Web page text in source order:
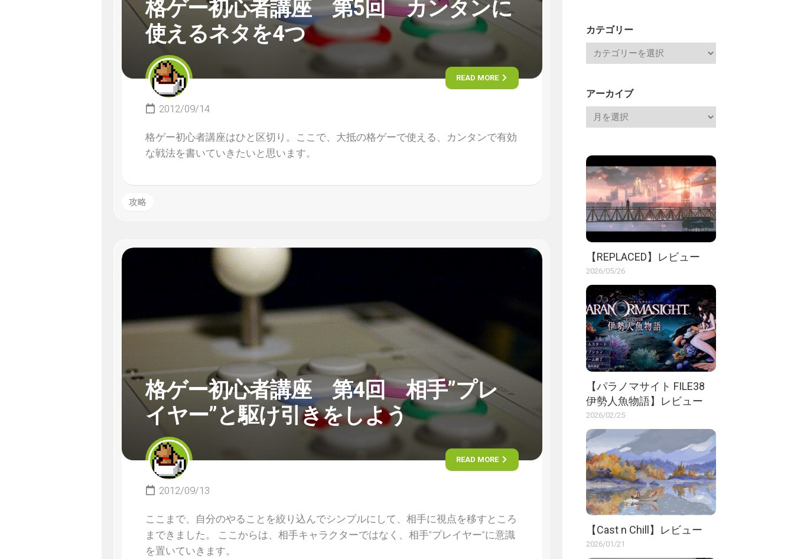
格ゲー初心者講座 第5回 カンタンに
使えるネタを4つ
READ MORE
2012/09/14
格ゲー初心者講座はひと区切り。ここで、大抵の格ゲーで使える、カンタンで有効
な戦法を書いていきたいと思います。
攻略
格ゲー初心者講座 第4回 相手”プレ
イヤー”と駆け引きをしよう
READ MORE
2012/09/13
ここまで、自分のやることを絞り込んでシンプルにして、相手に視点を移すところ
まできました。 ここからは、相手キャラクターではなく、相手”プレイヤー”に意識
を置いていきます。
カテゴリー
アーカイブ
【REPLACED】レビュー
2026/05/26
【パラノマサイト FILE38
伊勢人魚物語】レビュー
2026/02/25
【Cast n Chill】レビュー
2026/01/21